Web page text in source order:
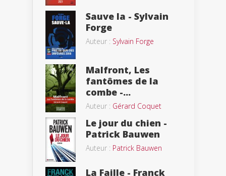
Sauve la - Sylvain
Forge
Auteur : Sylvain Forge
Malfront, Les
fantômes de la
combe -...
Auteur : Gérard Coquet
Le jour du chien -
Patrick Bauwen
Auteur : Patrick Bauwen
La Faille - Franck